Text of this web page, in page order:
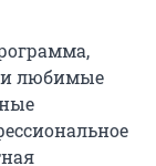
любимые